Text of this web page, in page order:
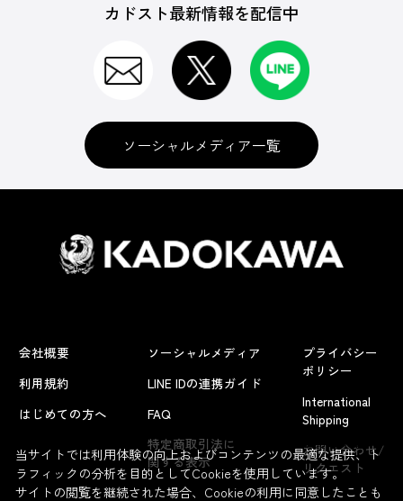
よくあるお問い合わせ
カドスト最新情報を配信中
ソーシャルメディア一覧
会社概要
利用規約
はじめての方へ
ソーシャルメディア
LINE IDの連携ガイド
FAQ
特定商取引法に
関する表示
プライバシー
ポリシー
International
Shipping
お問い合わせ/
リクエスト
当サイトでは利用体験の向上およびコンテンツの最適な提供、ト
ラフィックの分析を目的としてCookieを使用しています。
サイトの閲覧を継続された場合、Cookieの利用に同意したことも